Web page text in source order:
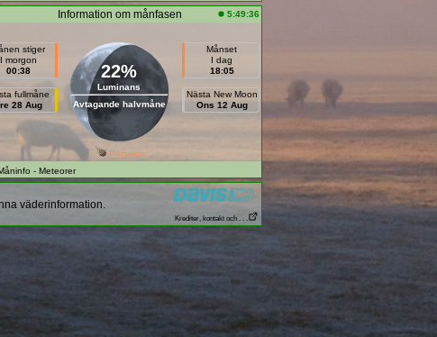
Information om månfasen 5:49:36
stiger
I morgon
00:38
fullmåne
28 Aug
22%
Luminans
Avtagande halvmåne
Månset
I dag
18:05
Nästa New Moon
Ons 12 Aug
Perseids
- Meteorer
väderinformation.
Krediter, kontakt och . . .